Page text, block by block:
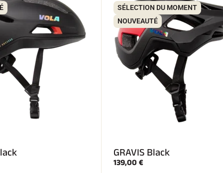
SÉLECTION DU MOMENT
NOUVEAUTÉ
GRAVIS Black
139,00 €